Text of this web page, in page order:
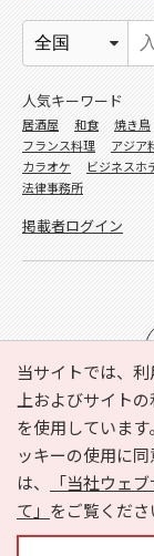
当サイトでは、
上およびサイト
を使用していま
ッキーの使用に
は、
「当社ウェ
て」 をご覧くださ
e-NAVITA（イ
利用規約
サイトマッ
人気キーワード
居酒屋 和食 焼き鳥
フランス料理
アジア
カラオケ
ビジネスホ
法律事務所
掲載者ログイン